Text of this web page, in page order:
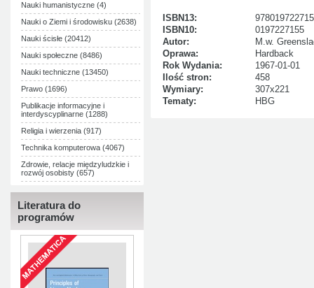
Nauki humanistyczne (4)
Nauki o Ziemi i środowisku (2638)
Nauki ścisłe (20412)
Nauki społeczne (8486)
Nauki techniczne (13450)
Prawo (1696)
Publikacje informacyjne i
interdyscyplinarne (1288)
Religia i wierzenia (917)
Technika komputerowa (4067)
Zdrowie, relacje międzyludzkie i
rozwój osobisty (657)
Literatura do
programów
ISBN13:
ISBN10:
0197227155
Autor:
M.w.
Oprawa:
Hardback
Rok Wydania:
1967-01-01
Ilość stron:
458
Wymiary:
307x221
Tematy:
HBG